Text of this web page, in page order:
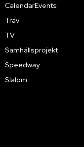
CalendarEvents
Trav
TV
Samhällsprojekt
Speedway
Slalom